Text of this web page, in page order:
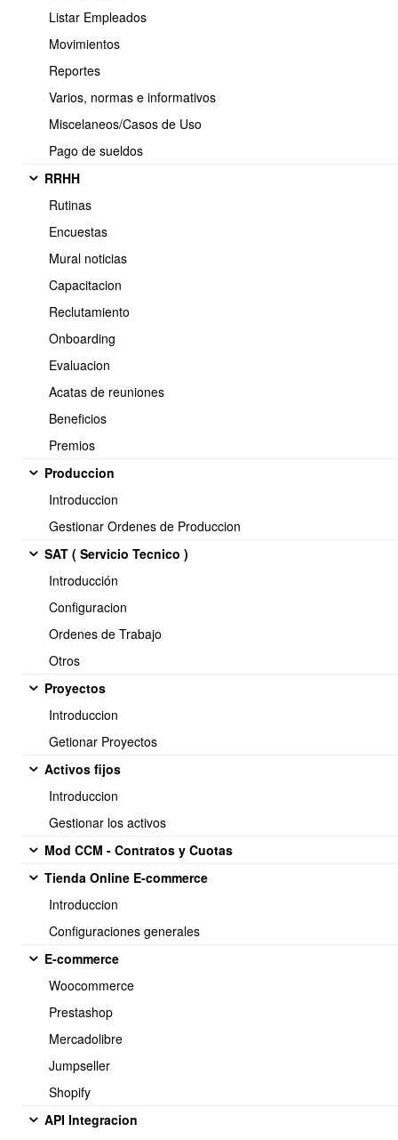
Listar Empleados
Movimientos
Reportes
Varios, normas e informativos
Miscelaneos/Casos de Uso
Pago de sueldos
RRHH
Rutinas
Encuestas
Mural noticias
Capacitacion
Reclutamiento
Onboarding
Evaluacion
Acatas de reuniones
Beneficios
Premios
Produccion
Introduccion
Gestionar Ordenes de Produccion
SAT ( Servicio Tecnico )
Introducción
Configuracion
Ordenes de Trabajo
Otros
Proyectos
Introduccion
Getionar Proyectos
Activos fijos
Introduccion
Gestionar los activos
Mod CCM - Contratos y Cuotas
Tienda Online E-commerce
Introduccion
Configuraciones generales
E-commerce
Woocommerce
Prestashop
Mercadolibre
Jumpseller
Shopify
API Integracion
2.- Desde un archivo CSV.
id;codigo;cantidad;precio
0;LAP001;6;21000
0;LAP001;10;19000
0;MON001;5;79000
Disponible solo en ERP
ERP, ninguno de los POS lo contempla aún.
E-mail: soporte@obuma.cl